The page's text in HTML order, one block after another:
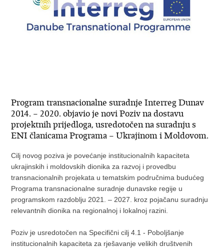
Program transnacionalne suradnje Interreg Dunav
2014. – 2020. objavio je novi Poziv na dostavu
projektnih prijedloga, usredotočen na suradnju s
ENI članicama Programa – Ukrajinom i Moldovom.
Cilj novog poziva je povećanje institucionalnih kapaciteta
ukrajinskih i moldovskih dionika za razvoj i provedbu
transnacionalnih projekata u tematskim područnima budućeg
Programa transnacionalne suradnje dunavske regije u
programskom razdoblju 2021. – 2027. kroz pojačanu suradnju
relevantnih dionika na regionalnoj i lokalnoj razini.
Poziv je usredotočen na Specifični cilj 4.1 - Poboljšanje
institucionalnih kapaciteta za rješavanje velikih društvenih